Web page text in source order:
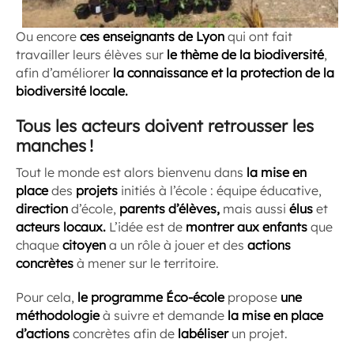
Ou encore ces enseignants de Lyon qui ont fait
travailler leurs élèves sur le thème de la biodiversité,
afin d’améliorer la connaissance et la protection de la
biodiversité locale.
Tous les acteurs doivent retrousser les
manches !
Tout le monde est alors bienvenu dans la mise en
placedes projets initiés à l’école : équipe éducative,
direction d’école, parents d’élèves, mais aussi élus et
acteurs locaux. L’idée est de montrer aux enfants que
chaque citoyen a un rôle à jouer et des actions
concrètes à mener sur le territoire.
Pour cela, le programme Éco-écolepropose une
méthodologieà suivre et demande la mise en place
d’actions concrètes afin de labéliserun projet.